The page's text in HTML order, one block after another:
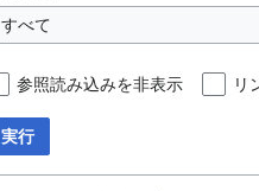
すべて
参照読み込みを非表示 リ
実行